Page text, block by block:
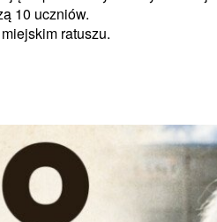
10 uczniów.
ratuszu.